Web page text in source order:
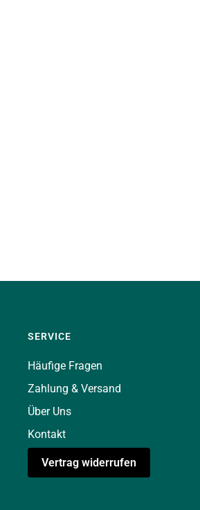
SERVICE
Häufige Fragen
Zahlung & Versand
Über Uns
Kontakt
Vertrag widerrufen